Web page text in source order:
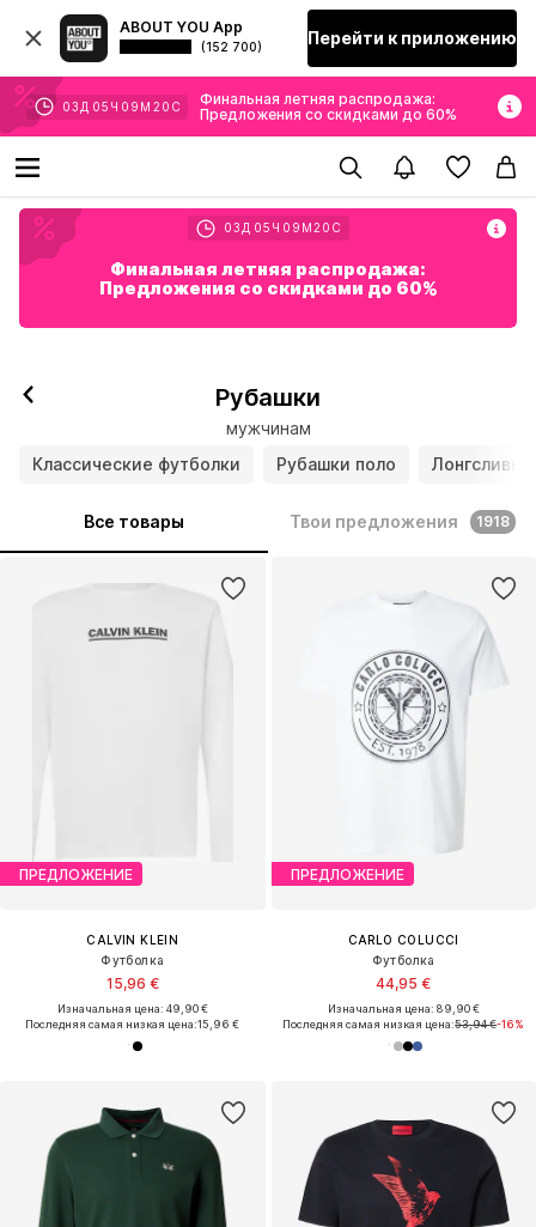
ABOUT YOU App
(152 700) Перейти к приложению
03 Д 05 Ч 09 М 19 С
Финальная летняя распродажа:
Предложения со скидками до 60%
03 Д 05 Ч 09 М 19 С
Финальная летняя распродажа:
Предложения со скидками до 60%
Рубашки
мужчинам
Классические футболки
Рубашки поло Лонгсливы
Все товары Твои предложения 1918
ПРЕДЛОЖЕНИЕ
CALVIN KLEIN
Футболка
15,96 €
Изначальная цена: 49,90 €
Последняя самая низкая цена:15,96 €
ПРЕДЛОЖЕНИЕ
CARLO COLUCCI
Футболка
44,95 €
Изначальная цена: 89,90 €
Последняя самая низкая цена:53,94 €-16%